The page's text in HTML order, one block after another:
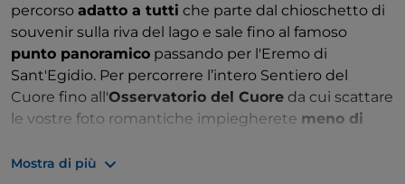
percorso adatto a tutti che parte dal chioschetto di
souvenir sulla riva del lago e sale fino al famoso
punto panoramico passando per l'Eremo di
Sant'Egidio. Per percorrere l’intero Sentiero del
Cuore fino all'Osservatorio del Cuore da cui scattare
le vostre foto romantiche impiegherete meno di
Mostra di più